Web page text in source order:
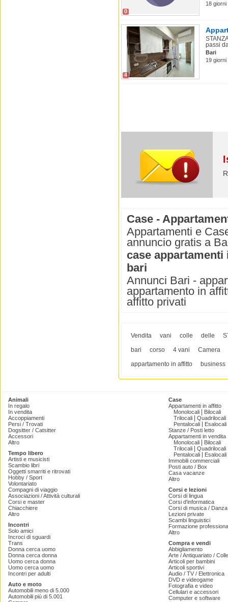
0
18
4
passi
Bari
19
Case -
Appartamenti e
annuncio gratis a
case appartamenti
bari
Annunci Bari -
appartamento in
affitto privati
Vendita vani colle delle
bari
corso 4 vani
Camera
appartamento in affitto
business
Animali
In regalo
In vendita
Accoppiamenti
Persi / Trovati
Dogsitter / Catsitter
Accessori
Altro
Tempo libero
Artisti e musicisti
Scambio libri
Oggetti smarriti e ritrovati
Hobby / Sport
Volontariato
Compagni di viaggio
Associazioni / Attività culturali
Corsi e master
Chiacchiere
Altro
Incontri
Solo amici
Incroci di sguardi
Trans
Donna cerca uomo
Donna cerca donna
Uomo cerca donna
Uomo cerca uomo
Incontri per adulti
Auto e moto
Automobili meno di 5.000
Automobili più di 5.001
Case
Appartamenti in affitto
Monolocali
Bilocali
Trilocali
Quadrilocali
Pentalocali
Esalocali
Stanze / Posti letto
Appartamenti in vendita
Monolocali
Bilocali
Trilocali
Quadrilocali
Pentalocali
Esalocali
Immobili commerciali
Posti auto / Box
Casa vacanze
Altro
Corsi e lezioni
Corsi di lingua
Corsi d'informatica
Corsi di musica /
Lezioni private
Scambi linguistici
Formazione
Altro
Compra e vendi
Abbigliamento
Arte / Antiquariato /
Articoli per bambini
Articoli sportivi
Audio / TV / Elettronica
DVD e videogame
Fotografia e video
Cellulari e accessori
Computer e software